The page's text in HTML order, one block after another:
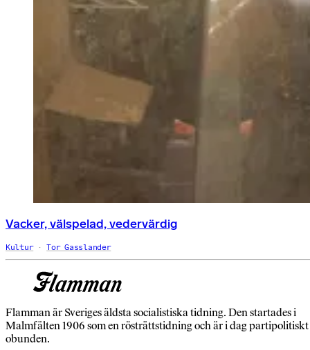
Vacker, välspelad, vedervärdig
Kultur Tor Gasslander
Flamman är Sveriges äldsta socialistiska tidning. Den startades i
Malmfälten 1906 som en rösträttstidning och är i dag partipolitiskt
obunden.